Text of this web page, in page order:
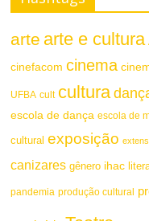
arte arte e cultura
cinefacom cinema
UFBA cult cultura
escola de dança escola de
cultural exposição
canizares gênero ihac
pandemia produção cultural